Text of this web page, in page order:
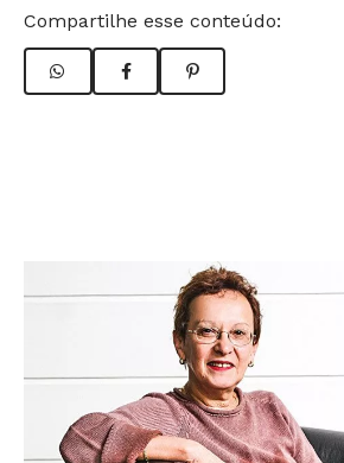
Compartilhe esse conteúdo: